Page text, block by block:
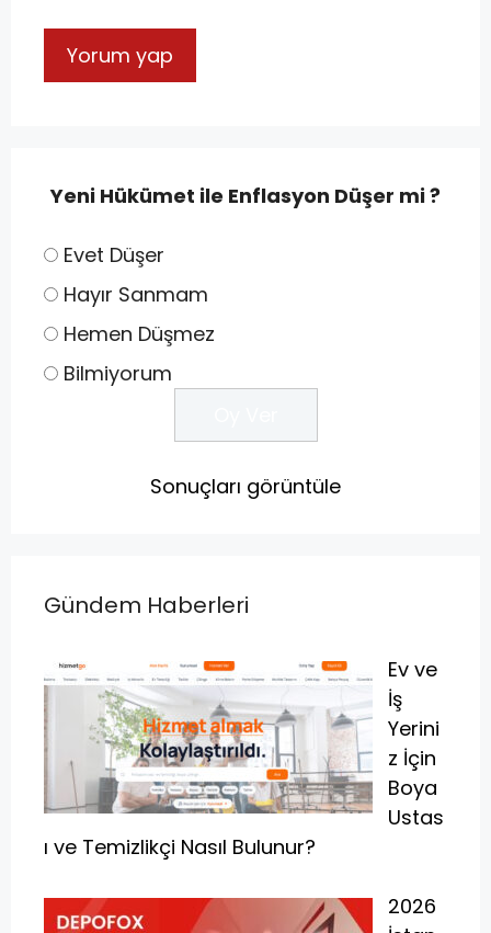
Yeni Hükümet ile Enflasyon Düşer mi ?
Evet Düşer
Hayır Sanmam
Hemen Düşmez
Bilmiyorum
Sonuçları görüntüle
Gündem Haberleri
Ev ve
İş
Yerini
z İçin
Boya
Ustas
ı ve Temizlikçi Nasıl Bulunur?
2026